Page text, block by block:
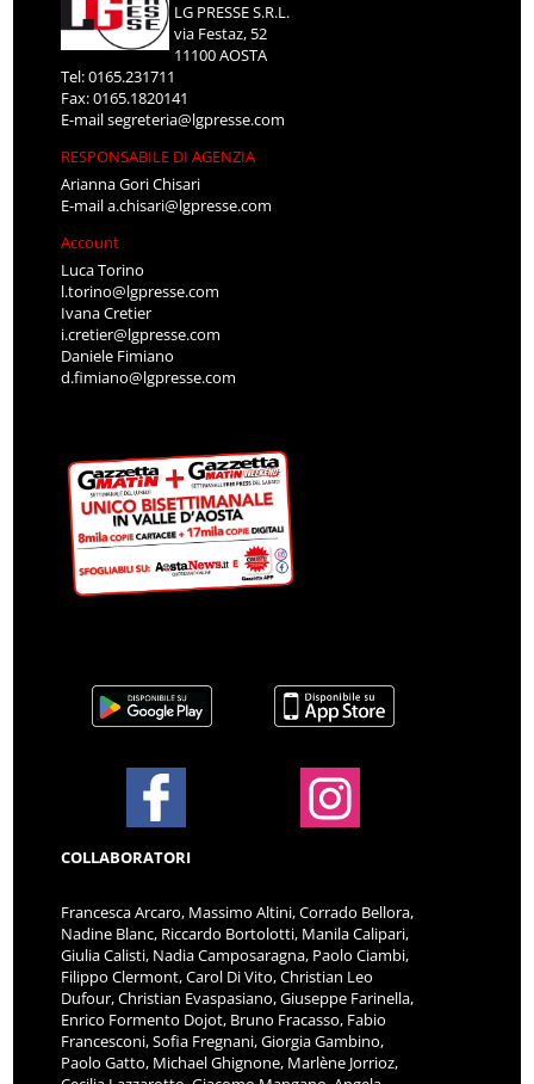
LG PRESSE S.R.L.
via Festaz, 52
11100 AOSTA
Tel: 0165.231711
Fax: 0165.1820141
E-mailsegreteria@lgpresse.com
RESPONSABILE DI AGENZIA
Arianna Gori Chisari
E-maila.chisari@lgpresse.com
Account
Luca Torino
l.torino@lgpresse.com
Ivana Cretier
i.cretier@lgpresse.com
Daniele Fimiano
d.fimiano@lgpresse.com
COLLABORATORI
Francesca Arcaro, Massimo Altini, Corrado Bellora,
Nadine Blanc, Riccardo Bortolotti, Manila Calipari,
Giulia Calisti, Nadia Camposaragna, Paolo Ciambi,
Filippo Clermont, Carol Di Vito, Christian Leo
Dufour, Christian Evaspasiano, Giuseppe Farinella,
Enrico Formento Dojot, Bruno Fracasso, Fabio
Francesconi, Sofia Fregnani, Giorgia Gambino,
Paolo Gatto, Michael Ghignone, Marlène Jorrioz,